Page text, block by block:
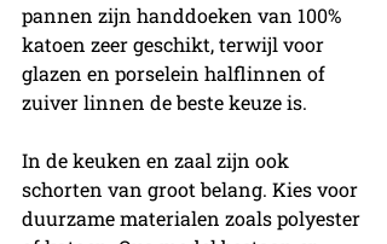
pannen zijn handdoeken van 100%
katoen zeer geschikt, terwijl voor
glazen en porselein halflinnen of
zuiver linnen de beste keuze is.
In de keuken en zaal zijn ook
schorten van groot belang. Kies voor
duurzame materialen zoals polyester